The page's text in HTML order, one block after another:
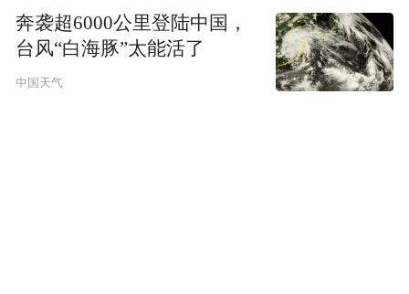
奔袭超6000公里登陆中国，
台风“白海豚”太能活了
中国天气